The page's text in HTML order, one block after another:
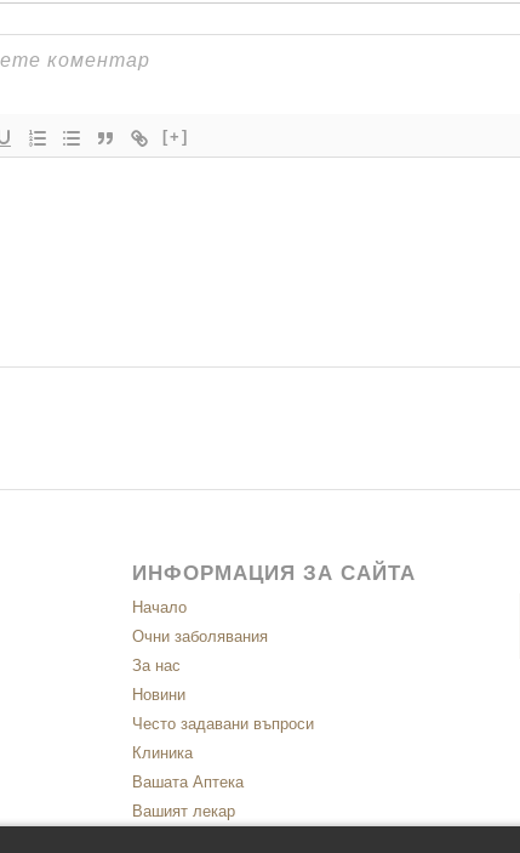
[+]
ИНФОРМАЦИЯ ЗА САЙТА
Начало
Очни заболявания
За нас
Новини
Често задавани въпроси
Клиника
Вашата Аптека
Вашият лекар